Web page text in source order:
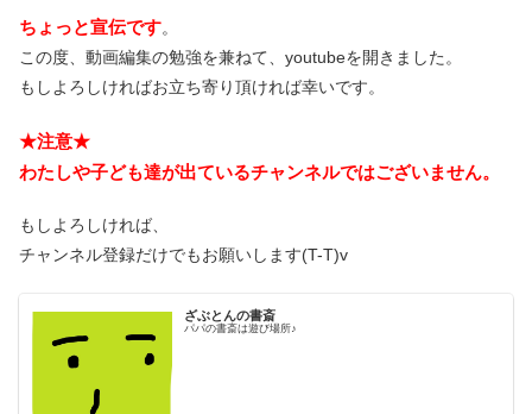
ちょっと宣伝です。
この度、動画編集の勉強を兼ねて、youtubeを開きました。
もしよろしければお立ち寄り頂ければ幸いです。
★注意★
わたしや子ども達が出ているチャンネルではございません。
もしよろしければ、
チャンネル登録だけでもお願いします(T-T)v
ざぶとんの書斎
パパの書斎は遊び場所♪